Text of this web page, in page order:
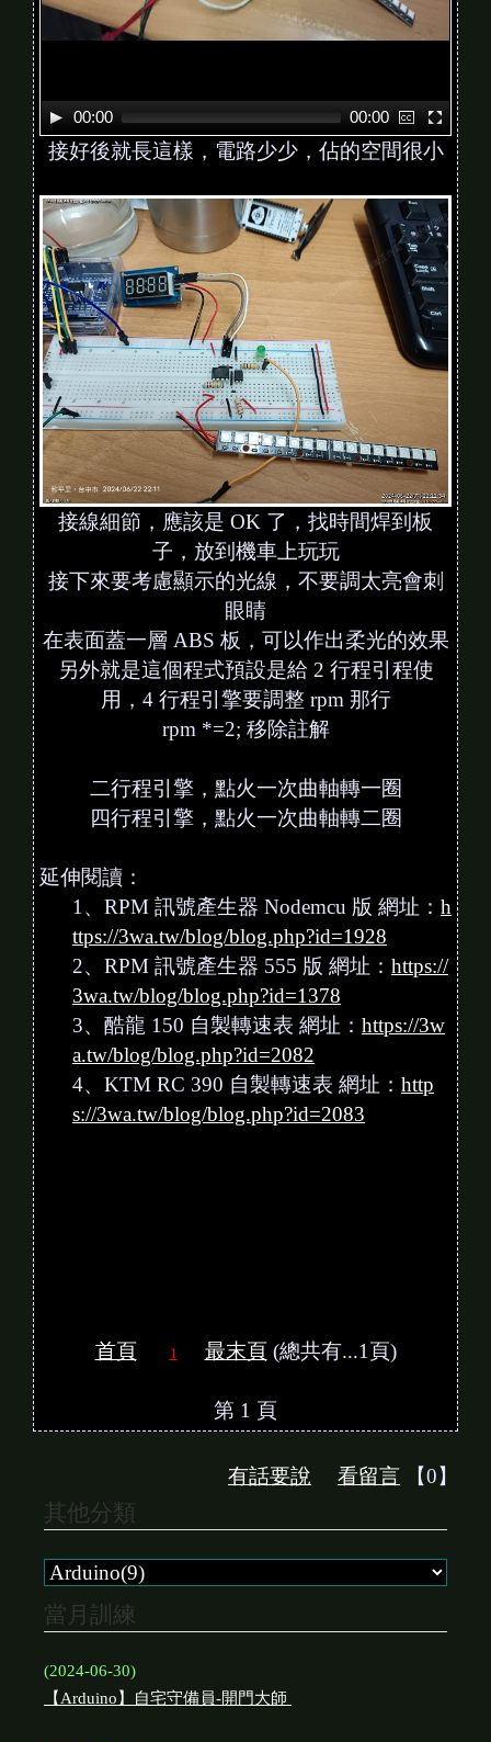
00:00 00:00
接好後就長這樣，電路少少，佔的空間很小
接線細節，應該是 OK 了，找時間焊到板
子，放到機車上玩玩
接下來要考慮顯示的光線，不要調太亮會刺
眼睛
在表面蓋一層 ABS 板，可以作出柔光的效果
另外就是這個程式預設是給 2 行程引程使
用，4 行程引擎要調整 rpm 那行
rpm *=2; 移除註解
二行程引擎，點火一次曲軸轉一圈
四行程引擎，點火一次曲軸轉二圈
延伸閱讀：
1、RPM 訊號產生器 Nodemcu 版 網址： h
ttps://3wa.tw/blog/blog.php?id=1928
2、RPM 訊號產生器 555 版 網址： https://
3wa.tw/blog/blog.php?id=1378
3、酷龍 150 自製轉速表 網址： https://3w
a.tw/blog/blog.php?id=2082
4、KTM RC 390 自製轉速表 網址： http
s://3wa.tw/blog/blog.php?id=2083
首頁 1 最末頁(總共有...1頁)
第 1 頁
有話要說 看留言 【0】
其他分類
當月訓練
(2024-06-30)
【Arduino】自宅守備員-開門大師